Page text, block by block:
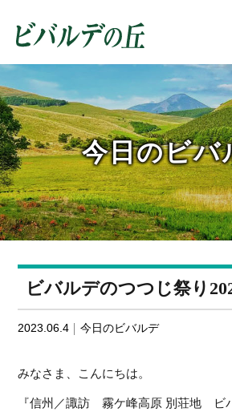
今日のビバ
ビバルデのつつじ祭り
2023.06.4 今日のビバルデ
みなさま、こんにちは。
『信州／諏訪 霧ケ峰高原 別荘地 ビ